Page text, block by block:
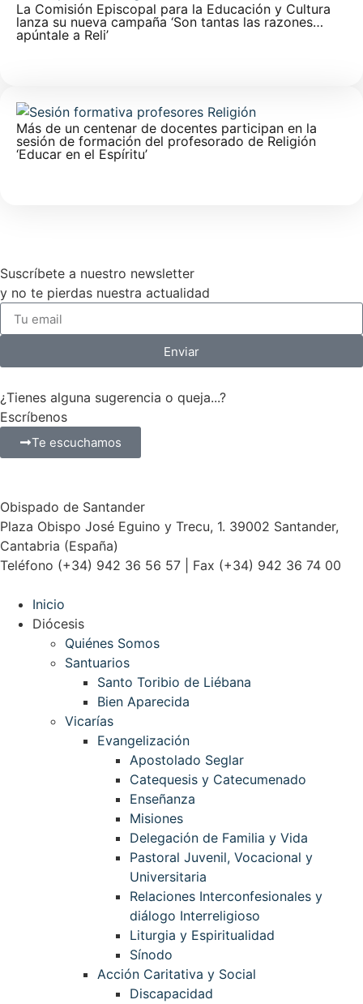
La Comisión Episcopal para la Educación y Cultura
lanza su nueva campaña ‘Son tantas las razones…
apúntale a Reli’
Más de un centenar de docentes participan en la
sesión de formación del profesorado de Religión
‘Educar en el Espíritu’
Suscríbete a nuestro newsletter
y no te pierdas nuestra actualidad
Enviar
¿Tienes alguna sugerencia o queja...?
Escríbenos
Te escuchamos
Obispado de Santander
Plaza Obispo José Eguino y Trecu, 1. 39002 Santander,
Cantabria (España)
Teléfono (+34) 942 36 56 57 | Fax (+34) 942 36 74 00
Inicio
Diócesis
Quiénes Somos
Santuarios
Santo Toribio de Liébana
Bien Aparecida
Vicarías
Evangelización
Apostolado Seglar
Catequesis y Catecumenado
Enseñanza
Misiones
Delegación de Familia y Vida
Pastoral Juvenil, Vocacional y
Universitaria
Relaciones Interconfesionales y
diálogo Interreligioso
Liturgia y Espiritualidad
Sínodo
Acción Caritativa y Social
Discapacidad